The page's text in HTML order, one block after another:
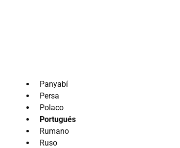
Panyabí
Persa
Polaco
Portugués
Rumano
Ruso